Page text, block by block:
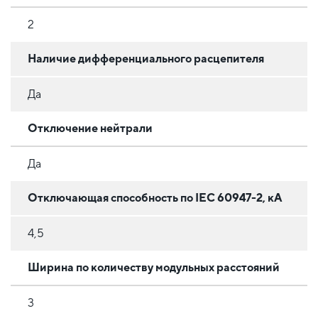
2
Наличие дифференциального расцепителя
Да
Отключение нейтрали
Да
Отключающая способность по IEC 60947-2, кА
4,5
Ширина по количеству модульных расстояний
3